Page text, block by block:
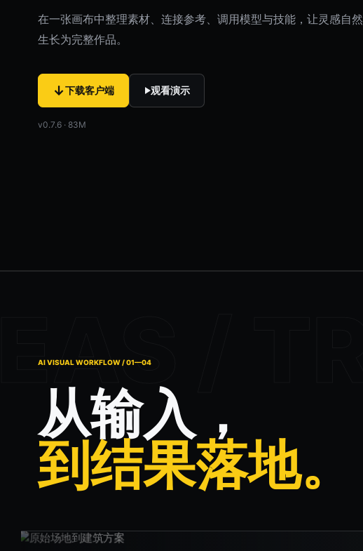
在一张画布中整理素材、连接参考、调用模型与技能，让灵感自然
生长为完整作品。
↓下载客户端 观看演示
v0.7.6 · 83M
AI VISUAL WORKFLOW / 01—04
从输入，
到结果落地。